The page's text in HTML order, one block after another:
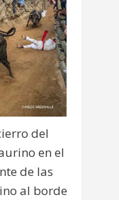
del
en el
de las
al borde